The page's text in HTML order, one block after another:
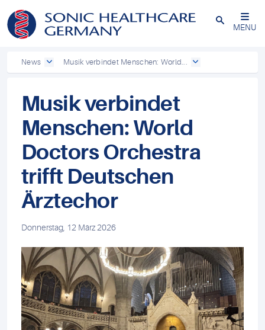
Schließen
MENU
News Musik verbindet Menschen: World...
Musik verbindet
Menschen: World
Doctors Orchestra
trifft Deutschen
Ärztechor
Donnerstag, 12 März 2026